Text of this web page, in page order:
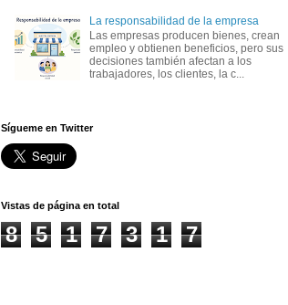
La responsabilidad de la empresa
Las empresas producen bienes, crean
empleo y obtienen beneficios, pero sus
decisiones también afectan a los
trabajadores, los clientes, la c...
Sígueme en Twitter
Vistas de página en total
8 5 1 7 3 1 7